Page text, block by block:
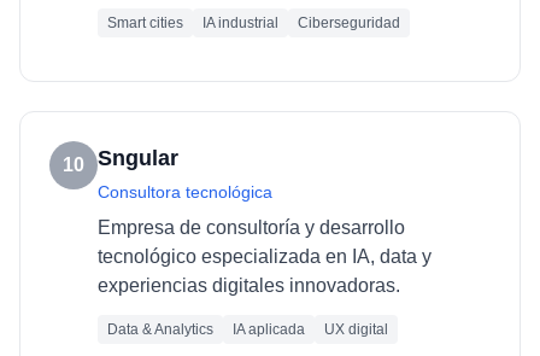
Smart cities IA industrial Ciberseguridad
10 Sngular
Consultora tecnológica
Empresa de consultoría y desarrollo
tecnológico especializada en IA, data y
experiencias digitales innovadoras.
Data & Analytics IA aplicada UX digital